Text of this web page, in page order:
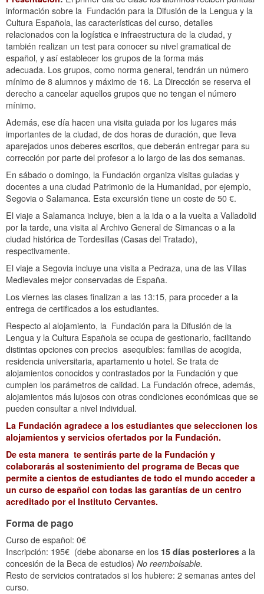
información sobre la Fundación para la Difusión de la Lengua y la
Cultura Española, las características del curso, detalles
relacionados con la logística e infraestructura de la ciudad, y
también realizan un test para conocer su nivel gramatical de
español, y así establecer los grupos de la forma más
adecuada. Los grupos, como norma general, tendrán un número
mínimo de 8 alumnos y máximo de 16. La Dirección se reserva el
derecho a cancelar aquellos grupos que no tengan el número
mínimo.
Además, ese día hacen una visita guiada por los lugares más
importantes de la ciudad, de dos horas de duración, que lleva
aparejados unos deberes escritos, que deberán entregar para su
corrección por parte del profesor a lo largo de las dos semanas.
En sábado o domingo, la Fundación organiza visitas guiadas y
docentes a una ciudad Patrimonio de la Humanidad, por ejemplo,
Segovia o Salamanca. Esta excursión tiene un coste de 50 €.
El viaje a Salamanca incluye, bien a la ida o a la vuelta a Valladolid
por la tarde, una visita al Archivo General de Simancas o a la
ciudad histórica de Tordesillas (Casas del Tratado),
respectivamente.
El viaje a Segovia incluye una visita a Pedraza, una de las Villas
Medievales mejor conservadas de España.
Los viernes las clases finalizan a las 13:15, para proceder a la
entrega de certificados a los estudiantes.
Respecto al alojamiento, la Fundación para la Difusión de la
Lengua y la Cultura Española se ocupa de gestionarlo, facilitando
distintas opciones con precios asequibles: familias de acogida,
residencia universitaria, apartamento u hotel. Se trata de
alojamientos conocidos y contrastados por la Fundación y que
cumplen los parámetros de calidad. La Fundación ofrece, además,
alojamientos más lujosos con otras condiciones económicas que se
pueden consultar a nivel individual.
La Fundación agradece a los estudiantes que seleccionen los
alojamientos y servicios ofertados por la Fundación.
De esta manera te sentirás parte de la Fundación y
colaborarás al sostenimiento del programa de Becas que
permite a cientos de estudiantes de todo el mundo acceder a
un curso de español con todas las garantías de un centro
acreditado por el Instituto Cervantes.
Forma de pago
Curso de español: 0€
Inscripción: 195€ (debe abonarse en los 15 días posteriores a la
concesión de la Beca de estudios) No reembolsable.
Resto de servicios contratados si los hubiere: 2 semanas antes del
curso.